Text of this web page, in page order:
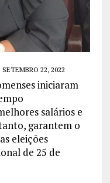
SETEMBRO 22, 2022
iniciaram
salários e
garantem o
eleições
de 25 de